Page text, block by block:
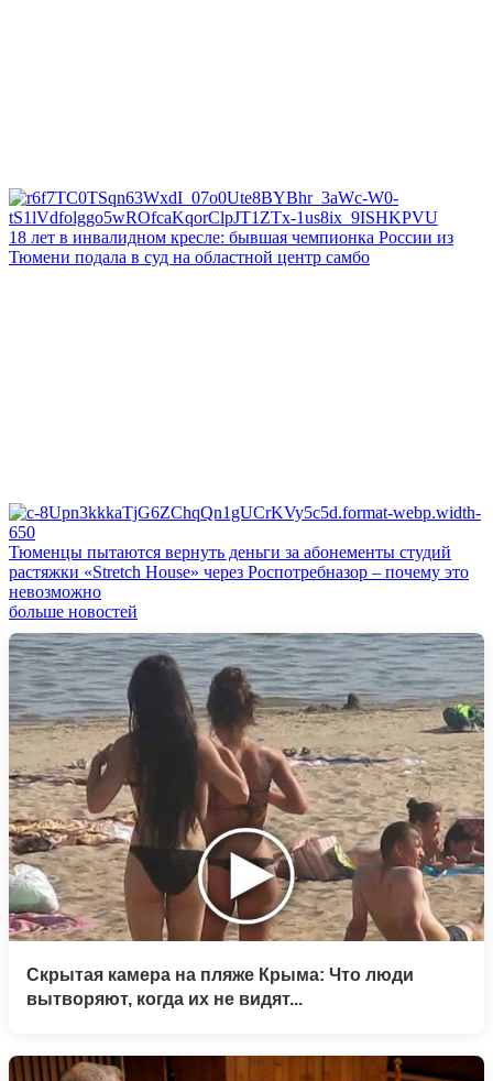
18 лет в инвалидном кресле: бывшая чемпионка России из
Тюмени подала в суд на областной центр самбо
Тюменцы пытаются вернуть деньги за абонементы студий
растяжки «Stretch House» через Роспотребназор – почему это
невозможно
больше новостей
Скрытая камера на пляже Крыма: Что люди
вытворяют, когда их не видят...